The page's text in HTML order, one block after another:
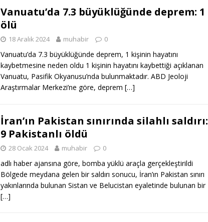
Vanuatu’da 7.3 büyüklüğünde deprem: 1
ölü
18 Aralık 2024 muhabir 0
Vanuatu’da 7.3 büyüklüğünde deprem, 1 kişinin hayatını
kaybetmesine neden oldu 1 kişinin hayatını kaybettiği açıklanan
Vanuatu, Pasifik Okyanusu’nda bulunmaktadır. ABD Jeoloji
Araştırmalar Merkezi’ne göre, deprem […]
İran’ın Pakistan sınırında silahlı saldırı:
9 Pakistanlı öldü
28 Ocak 2024 muhabir 0
adlı haber ajansına göre, bomba yüklü araçla gerçekleştirildi
Bölgede meydana gelen bir saldırı sonucu, İran’ın Pakistan sınırı
yakınlarında bulunan Sistan ve Belucistan eyaletinde bulunan bir
[…]